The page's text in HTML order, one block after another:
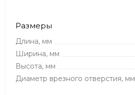
Размеры
Длина, мм
Ширина, мм
Высота, мм
Диаметр врезного отверстия, мм